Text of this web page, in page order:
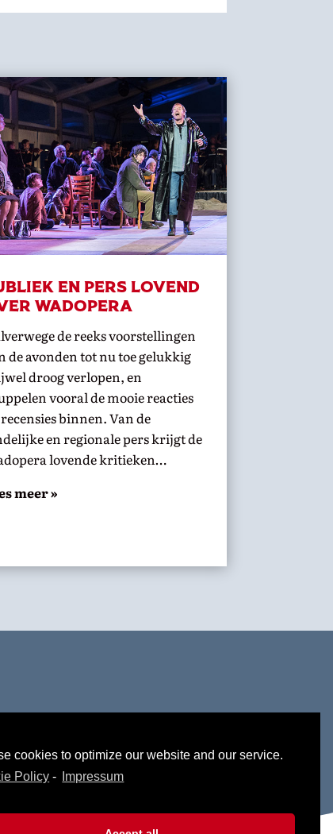
cookies to optimize our website and our service.
Policy - Impressum
en pers lovend
wadopera
de reeks voorstellingen
de avonden tot nu toe gelukkig
droog verlopen, en
vooral de mooie reacties
binnen. Van de
en regionale pers krijgt de
lovende kritieken…
meer »
en/of Facebook.